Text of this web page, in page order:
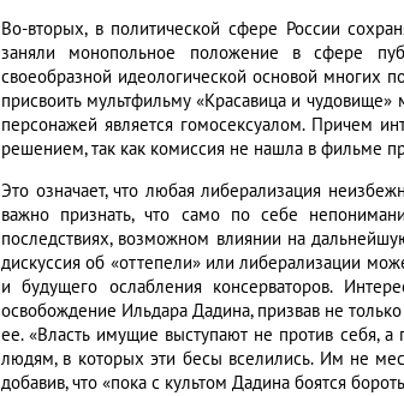
Во-вторых, в политической сфере России
заняли монопольное положение в сфере
своеобразной идеологической основой многих
присвоить мультфильму «Красавица и
персонажей является гомосексуалом. Причем
решением, так как комиссия не нашла в фильме
Это означает, что любая либерализация
важно признать, что само по себе
последствиях, возможном влиянии на
дискуссия об «оттепели» или либерализации
и будущего ослабления консерваторов.
освобождение Ильдара Дадина, призвав не
ее. «Власть имущие выступают не против себя,
людям, в которых эти бесы вселились. Им не
добавив, что «пока с культом Дадина боятся